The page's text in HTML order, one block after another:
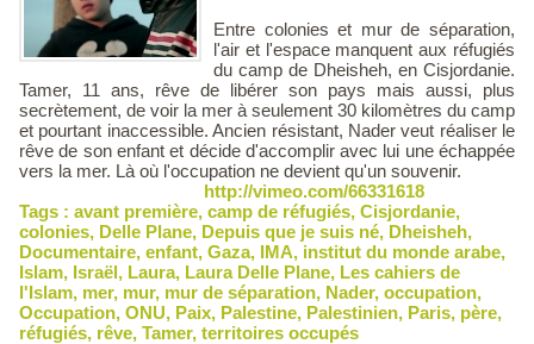
Entre colonies et mur de séparation,
l'air et l'espace manquent aux réfugiés
du camp de Dheisheh, en Cisjordanie.
Tamer, 11 ans, rêve de libérer son pays mais aussi, plus
secrètement, de voir la mer à seulement 30 kilomètres du camp
et pourtant inaccessible. Ancien résistant, Nader veut réaliser le
rêve de son enfant et décide d'accomplir avec lui une échappée
vers la mer. Là où l'occupation ne devient qu'un souvenir.
http://vimeo.com/66331618
Tags : avant première, camp de réfugiés, Cisjordanie,
colonies, Delle Plane, Depuis que je suis né, Dheisheh,
Documentaire, enfant, Gaza, IMA, institut du monde arabe,
Islam, Israël, Laura, Laura Delle Plane, Les cahiers de
l'Islam, mer, mur, mur de séparation, Nader, occupation,
Occupation, ONU, Paix, Palestine, Palestinien, Paris, père,
réfugiés, rêve, Tamer, territoires occupés